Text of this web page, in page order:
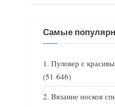
Самые
Пуловер с
(51 646)
Вязание носков